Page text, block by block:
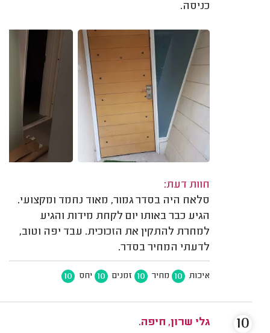
כניסה.
חוות דעת:
סלאח היה בסדר גמור, מאוד נחמד ומקצועי.
הגיע כבר באותו יום לקחת מידות והגיע
למחרת להתקין את הזכוכית. עבד יפה וטוב,
לדעתי המחיר בסדר.
איכות 10 מחיר 10 זמנים 10 יחס 10
גלי שרון, חיפה.
10